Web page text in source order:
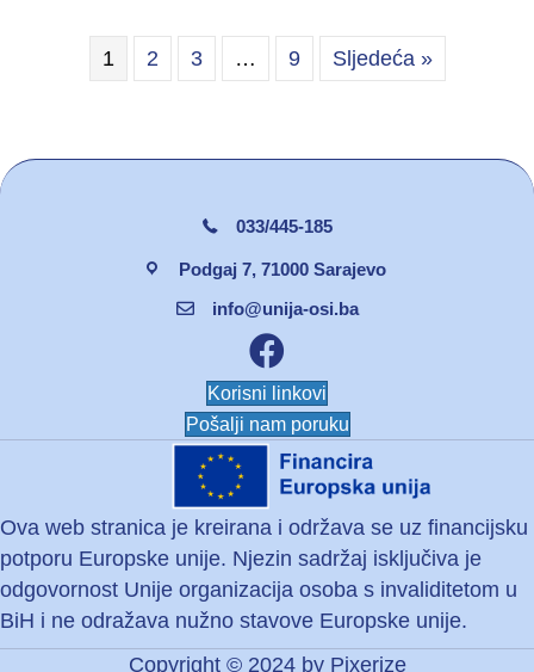
1 2 3 … 9 Sljedeća »
033/445-185
Podgaj 7, 71000 Sarajevo
info@unija-osi.ba
Facebook unija osi
Korisni linkovi
Pošalji nam poruku
Ova web stranica je kreirana i održava se uz financijsku
potporu Europske unije. Njezin sadržaj isključiva je
odgovornost Unije organizacija osoba s invaliditetom u
BiH i ne odražava nužno stavove Europske unije.
Copyright © 2024 by Pixerize